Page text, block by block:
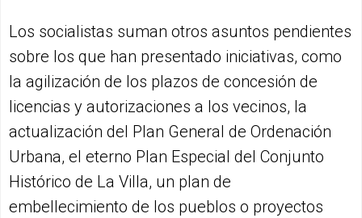
Los socialistas suman otros asuntos pendientes
sobre los que han presentado iniciativas, como
la agilización de los plazos de concesión de
licencias y autorizaciones a los vecinos, la
actualización del Plan General de Ordenación
Urbana, el eterno Plan Especial del Conjunto
Histórico de La Villa, un plan de
embellecimiento de los pueblos o proyectos